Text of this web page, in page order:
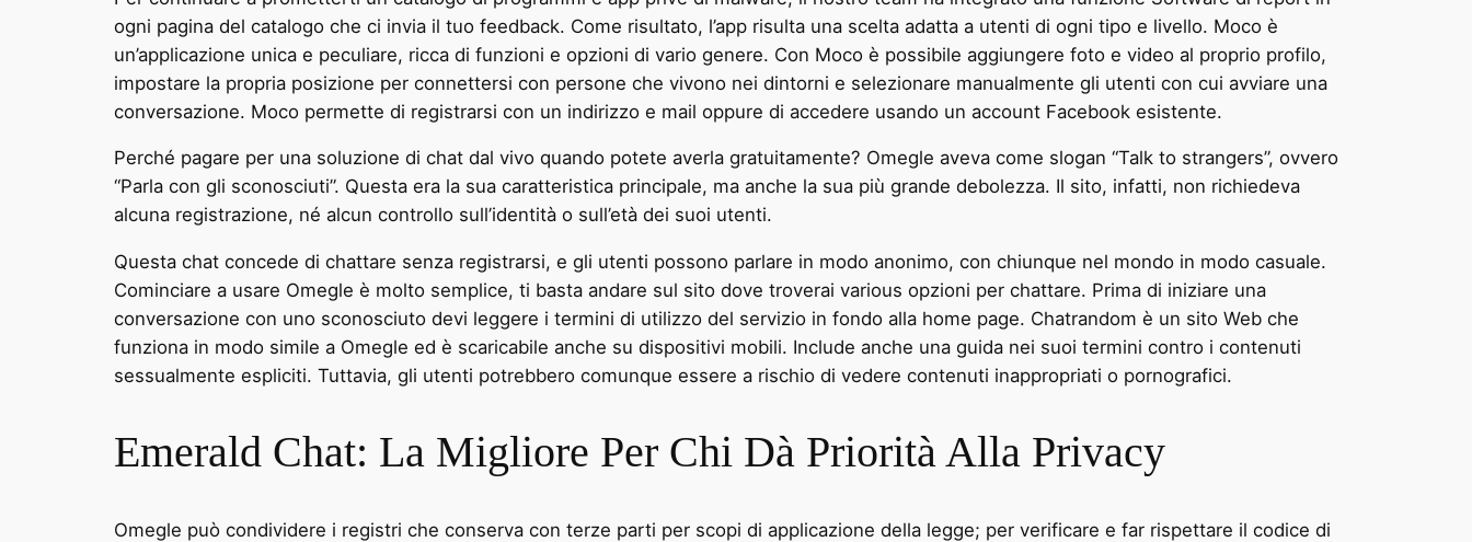
ogni pagina del catalogo che ci invia il tuo feedback. Come risultato, l’app risulta una scelta adatta a utenti di ogni tipo e livello. Moco è
un’applicazione unica e peculiare, ricca di funzioni e opzioni di vario genere. Con Moco è possibile aggiungere foto e video al proprio profilo,
impostare la propria posizione per connettersi con persone che vivono nei dintorni e selezionare manualmente gli utenti con cui avviare una
conversazione. Moco permette di registrarsi con un indirizzo e mail oppure di accedere usando un account Facebook esistente.
Perché pagare per una soluzione di chat dal vivo quando potete averla gratuitamente? Omegle aveva come slogan “Talk to strangers”, ovvero
“Parla con gli sconosciuti”. Questa era la sua caratteristica principale, ma anche la sua più grande debolezza. Il sito, infatti, non richiedeva
alcuna registrazione, né alcun controllo sull’identità o sull’età dei suoi utenti.
Questa chat concede di chattare senza registrarsi, e gli utenti possono parlare in modo anonimo, con chiunque nel mondo in modo casuale.
Cominciare a usare Omegle è molto semplice, ti basta andare sul sito dove troverai various opzioni per chattare. Prima di iniziare una
conversazione con uno sconosciuto devi leggere i termini di utilizzo del servizio in fondo alla home page. Chatrandom è un sito Web che
funziona in modo simile a Omegle ed è scaricabile anche su dispositivi mobili. Include anche una guida nei suoi termini contro i contenuti
sessualmente espliciti. Tuttavia, gli utenti potrebbero comunque essere a rischio di vedere contenuti inappropriati o pornografici.
Emerald Chat: La Migliore Per Chi Dà Priorità Alla Privacy
Omegle può condividere i registri che conserva con terze parti per scopi di applicazione della legge; per verificare e far rispettare il codice di